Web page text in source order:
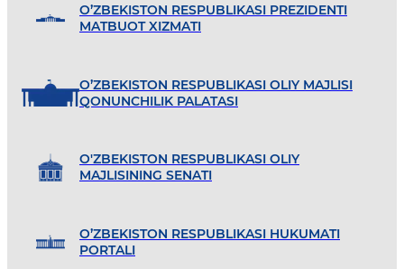
O’ZBEKISTON RESPUBLIKASI PREZIDENTI
MATBUOT XIZMATI
O’ZBEKISTON RESPUBLIKASI OLIY MAJLISI
QONUNCHILIK PALATASI
O'ZBEKISTON RESPUBLIKASI OLIY
MAJLISINING SENATI
O’ZBEKISTON RESPUBLIKASI HUKUMATI
PORTALI